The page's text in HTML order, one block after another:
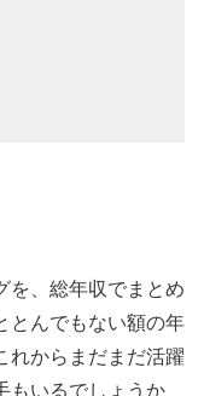
だろね、コレ？w
を、総年収でまとめ
とんでもない額の年
れからまだまだ活躍
もいるでしょうか